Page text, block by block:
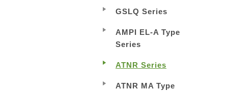
GSLQ Series
AMPI EL-A Type
Series
ATNR Series
ATNR MA Type